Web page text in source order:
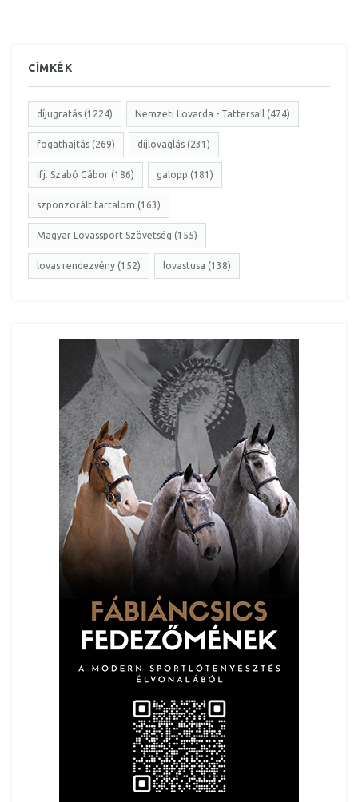
CÍMKÉK
díjugratás (1224) Nemzeti Lovarda - Tattersall (474)
fogathajtás (269) díjlovaglás (231)
ifj. Szabó Gábor (186) galopp (181)
szponzorált tartalom (163)
Magyar Lovassport Szövetség (155)
lovas rendezvény (152) lovastusa (138)